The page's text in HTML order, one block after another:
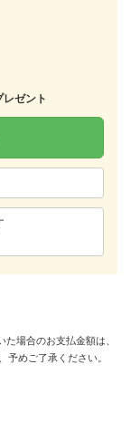
ゼント
場合のお支払金額は、
予めご了承ください。